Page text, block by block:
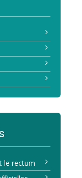
le rectum